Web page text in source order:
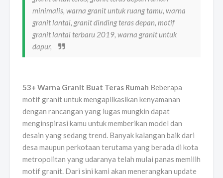
minimalis, warna granit untuk ruang tamu, warna
granit lantai, granit dinding teras depan, motif
granit lantai terbaru 2019, warna granit untuk
dapur,
53+ Warna Granit Buat Teras Rumah Beberapa
motif granit untuk mengaplikasikan kenyamanan
dengan rancangan yang lugas mungkin dapat
menginspirasi kamu untuk memberikan model dan
desain yang sedang trend. Banyak kalangan baik dari
desa maupun perkotaan terutama yang berada di kota
metropolitan yang udaranya telah mulai panas memilih
motif granit. Dari sini kami akan menerangkan update